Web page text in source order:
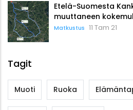
Etelä-Suomesta
muuttaneen
Matkustus 11 Tam 21
Tagit
Muoti Ruoka